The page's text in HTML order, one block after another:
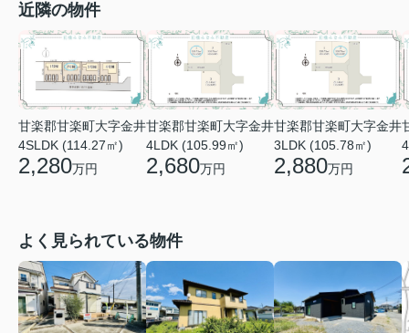
近隣の物件
甘楽郡甘楽町大字金井
4SLDK (114.27㎡)
2,280万円
甘楽郡甘楽町大字金井
4LDK (105.99㎡)
2,680万円
甘楽郡甘楽町大字金井
3LDK (105.78㎡)
2,880万円
よく見られている物件